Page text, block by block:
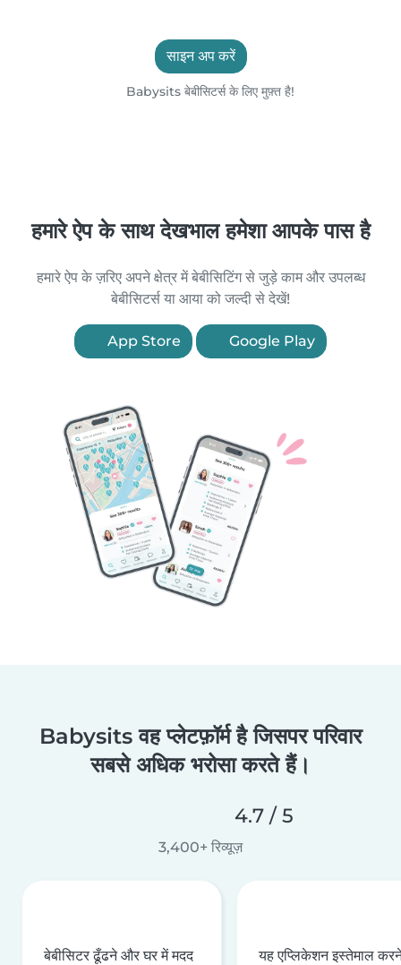
साइन अप करें
Babysits बेबीसिटर्स के लिए मुफ़्त है!
हमारे ऐप के साथ देखभाल हमेशा आपके पास है
हमारे ऐप के ज़रिए अपने क्षेत्र में बेबीसिटिंग से जुड़े काम और उपलब्ध
बेबीसिटर्स या आया को जल्दी से देखें!
App Store Google Play
Babysits वह प्लेटफ़ॉर्म है जिसपर परिवार
सबसे अधिक भरोसा करते हैं।
4.7 / 5
3,400+ रिव्यूज़
बेबीसिटर ढूँढने और घर में मदद
यह एप्लिकेशन इस्तेमाल